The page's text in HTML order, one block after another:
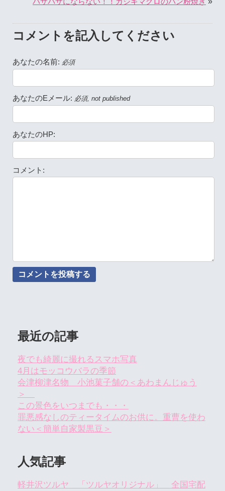
コメントを記入してください
あなたの名前: 必須
あなたのEメール: 必須, not published
あなたのHP:
コメント:
最近の記事
夜でも綺麗に撮れるスマホ写真
4月はモッコウバラの季節
会津柳津名物 小池菓子舗の＜あわまんじゅう
＞
この景色をいつまでも・・・
罪悪感なしのティータイムのお供に。重曹を使わ
ない＜簡単自家製黒豆＞
人気記事
軽井沢ツルヤ 「ツルヤオリジナル」 全国宅配